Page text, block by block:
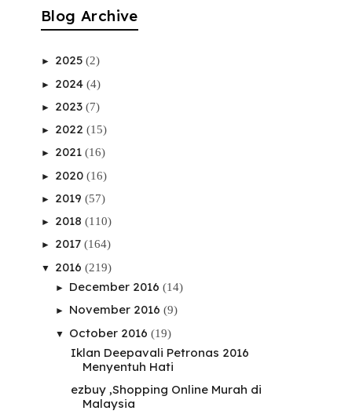
Blog Archive
► 2025 (2)
► 2024 (4)
► 2023 (7)
► 2022 (15)
► 2021 (16)
► 2020 (16)
► 2019 (57)
► 2018 (110)
► 2017 (164)
▼ 2016 (219)
► December 2016 (14)
► November 2016 (9)
▼ October 2016 (19)
Iklan Deepavali Petronas 2016
Menyentuh Hati
ezbuy ,Shopping Online Murah di
Malaysia